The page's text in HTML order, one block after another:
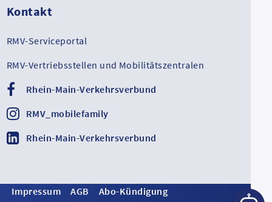
Kontakt
RMV-Serviceportal
RMV-Vertriebsstellen und Mobilitätszentralen
Rhein-Main-Verkehrsverbund
RMV_mobilefamily
Rhein-Main-Verkehrsverbund
Impressum AGB
Abo-Kündigung